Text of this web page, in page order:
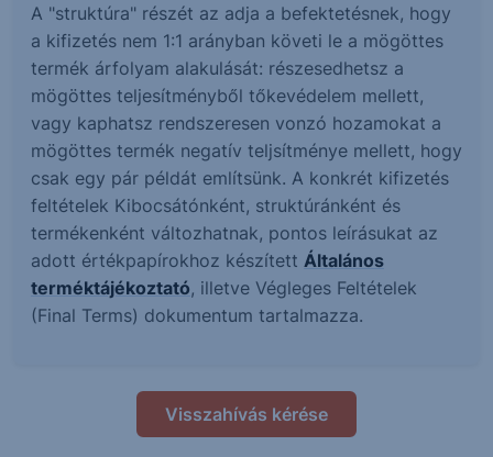
A "struktúra" részét az adja a befektetésnek, hogy
a kifizetés nem 1:1 arányban követi le a mögöttes
termék árfolyam alakulását: részesedhetsz a
mögöttes teljesítményből tőkevédelem mellett,
vagy kaphatsz rendszeresen vonzó hozamokat a
mögöttes termék negatív teljsítménye mellett, hogy
csak egy pár példát említsünk. A konkrét kifizetés
feltételek Kibocsátónként, struktúránként és
termékenként változhatnak, pontos leírásukat az
adott értékpapírokhoz készített Általános
terméktájékoztató, illetve Végleges Feltételek
(Final Terms) dokumentum tartalmazza.
Visszahívás kérése